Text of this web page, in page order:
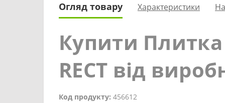
Огляд товару Характеристики
Купити Плитка
RECT від
Код продукту: 456612